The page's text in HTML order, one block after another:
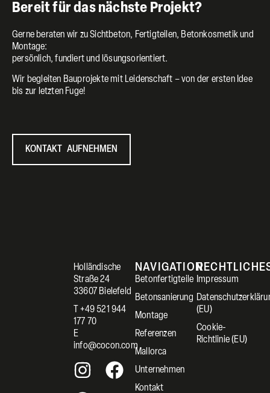
Bereit für das nächste Projekt?
Gerne beraten wir zu Sichtbeton, Fertigteilen, Betonkosmetik und
Montage:
persönlich, fundiert und lösungsorientiert.
Wir begleiten Bauprojekte mit Leidenschaft – von der ersten Idee
bis zur letzten Fuge!
KONTAKT AUFNEHMEN
Holländische
Straße 24
33607 Bielefeld
T +49 521 944
177 70
E
info@cocon.com
NAVIGATION
Betonfertigteile
Betonsanierung
Montage
Referenzen
Mallorca
Unternehmen
Kontakt
Impressum
(EU)
Cookie-
Richtlinie (EU)